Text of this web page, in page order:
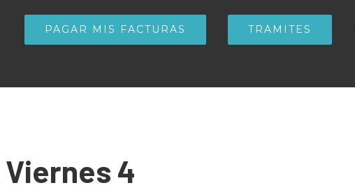
PAGAR MIS FACTURAS TRAMITES
4